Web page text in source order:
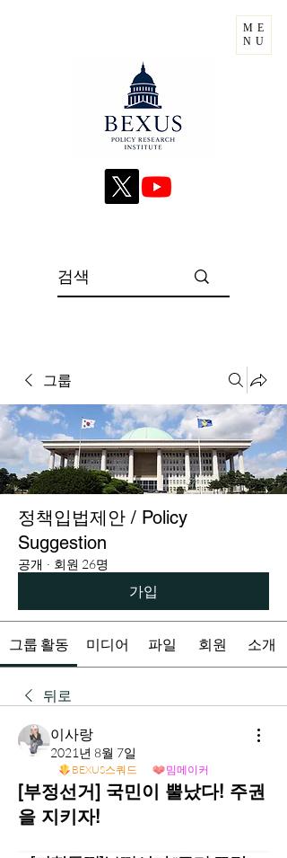
ME
NU
그룹
정책입법제안 / Policy
Suggestion
공개 · 회원 26명
가입
그룹 활동 미디어 파일 회원 소개
뒤로
이사랑
2021년 8월 7일
BEXUS스쿼드 밈메이커
[부정선거] 국민이 뿔났다! 주권
을 지키자!